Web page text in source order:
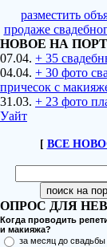
разместить
продаже
НОВОЕ НА
07.04. + 35
04.04. + 30 фото
причесок с
31.03. + 23 фото
Уайт
[ ВСЕ
ОПРОС ДЛЯ
Когда проводить
и макияжа?
за месяц до свадьбы